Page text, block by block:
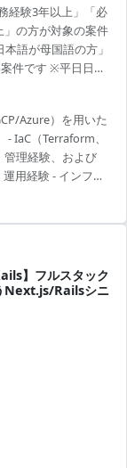
経験3年以上」「必
の方が対象の案件
語が母国語の方」
件です ※平日日中
ラ設計・運用 -
Azure）を用いた
IaC（Terraform、
理経験、および
用経験 - インフラ
】フルスタック
Next.js/Railsシニ